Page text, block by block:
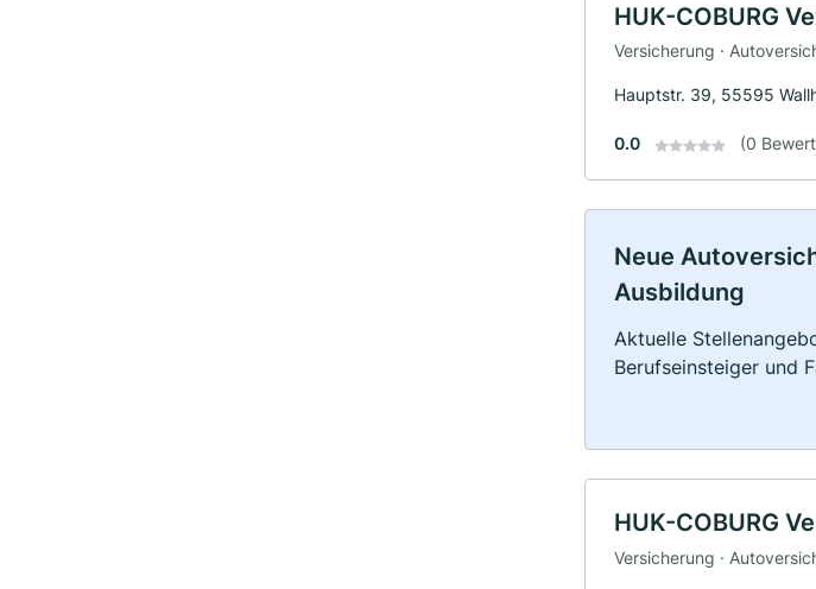
HUK-COBURG
Versicherung ·
Hauptstr. 39, 55595
0.0 (0
Neue
Ausbildung
Aktuelle
Berufseinsteiger und
HUK-COBURG
Versicherung ·